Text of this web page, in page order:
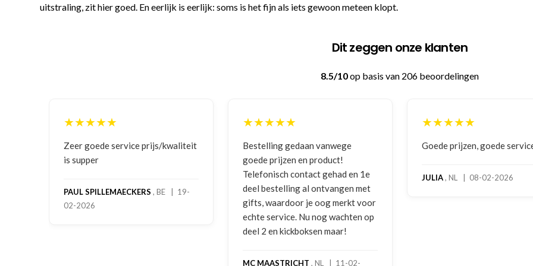
uitstraling, zit hier goed. En eerlijk is eerlijk: soms is het fijn als iets gewoon meteen klopt.
Dit zeggen onze klanten
8.5/10op basis van 206 beoordelingen
★★★★★
Bestelling gedaan vanwege
goede prijzen en product!
deel bestelling al ontvangen met
gifts, waardoor je oog merkt voor
★★★★★
Goede prijzen, goede service
JULIA, NL | 08-02-2026
★★★★★
Zeer betrouwbaar en
hoog servicelevel. Bestelde